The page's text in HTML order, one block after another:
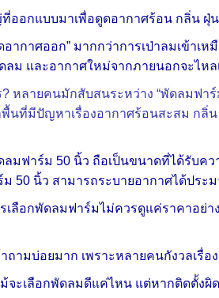
ออกแบบมาเพื่อดูดอากาศร้อน กลิ่น
ากาศออก” มากกว่าการเป่าลมเข้าเ
ม และอากาศใหม่จากภายนอกจะไห
หลายคนมักสับสนระหว่าง “พัดลมฟา
นที่มีปัญหาเรื่องอากาศร้อนสะสม ก
มฟาร์ม 50 นิ้ว ถือเป็นขนาดที่ได้รับค
นิ้ว สามารถระบายอากาศได้ประ
ลือกพัดลมฟาร์มไม่ควรดูแค่ราคาอย่า
ามบ่อยมาก เพราะหลายคนกังวลเรื่
ะเลือกพัดลมดีแค่ไหน แต่หากติดตั้งผิ